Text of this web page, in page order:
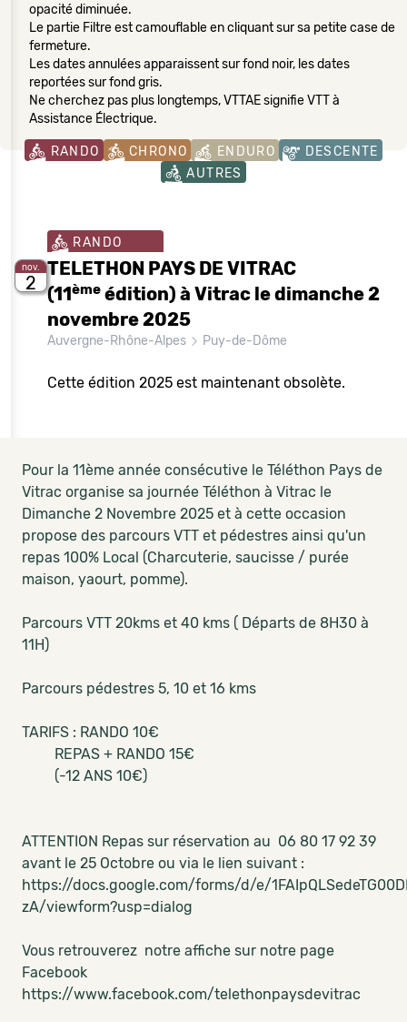
opacité diminuée.
Le partie Filtre est camouflable en cliquant sur sa petite case de
fermeture.
Les dates annulées apparaissent sur fond noir, les dates
reportées sur fond gris.
Ne cherchez pas plus longtemps, VTTAE signifie VTT à
Assistance Électrique.
RANDO CHRONO ENDURO
DESCENTE
AUTRES
nov.
2
RANDO
TELETHON PAYS DE VITRAC
(11ème édition) à Vitrac le dimanche 2
novembre 2025
Auvergne-Rhône-Alpes Puy-de-Dôme
Cette édition 2025 est maintenant obsolète.
Pour la 11ème année consécutive le Téléthon Pays de
Vitrac organise sa journée Téléthon à Vitrac le
Dimanche 2 Novembre 2025 et à cette occasion
propose des parcours VTT et pédestres ainsi qu'un
repas 100% Local (Charcuterie, saucisse / purée
maison, yaourt, pomme).
Parcours VTT 20kms et 40 kms ( Départs de 8H30 à
11H)
Parcours pédestres 5, 10 et 16 kms
TARIFS : RANDO 10€
REPAS + RANDO 15€
(-12 ANS 10€)
ATTENTION Repas sur réservation au 06 80 17 92 39
avant le 25 Octobre ou via le lien suivant :
https://docs.google.com/forms/d/e/
zA/viewform?usp=dialog
Vous retrouverez notre affiche sur notre page
Facebook
https://www.facebook.com/telethonpaysdevitrac